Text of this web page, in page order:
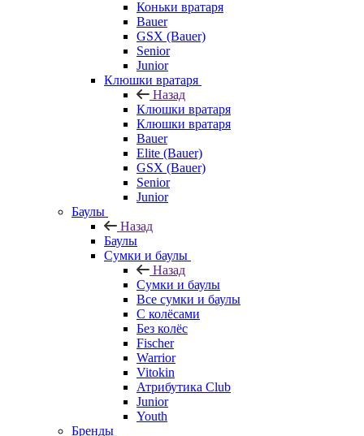
Коньки вратаря
Bauer
GSX (Bauer)
Senior
Junior
Клюшки вратаря
Назад
Клюшки вратаря
Клюшки вратаря
Bauer
Elite (Bauer)
GSX (Bauer)
Senior
Junior
Баулы
Назад
Баулы
Сумки и баулы
Назад
Сумки и баулы
Все сумки и баулы
С колёсами
Без колёс
Fischer
Warrior
Vitokin
Атрибутика Club
Junior
Youth
Бренды